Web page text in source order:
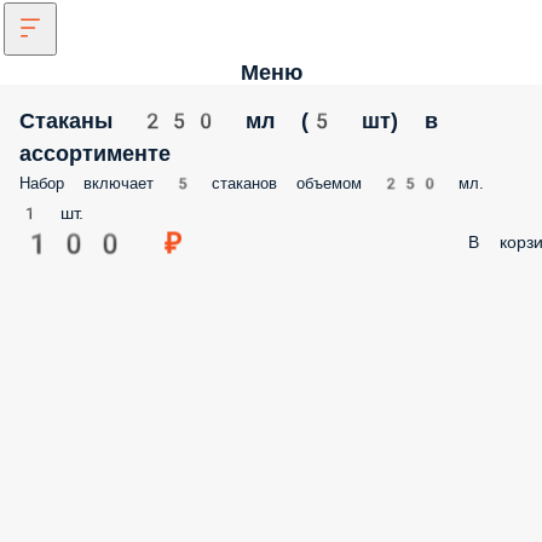
Меню
Стаканы 250 мл (5 шт) в
ассортименте
Набор включает 5 стаканов объемом 250 мл.
1 шт.
100 ₽ В